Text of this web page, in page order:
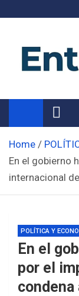
Noticias
Información de
Home
En el gobierno
internacional
POLÍTICA Y
En el
por el